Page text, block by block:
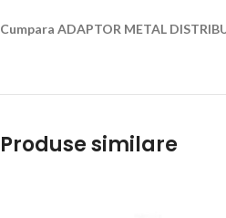
Cumpara ADAPTOR METAL
Produse similare